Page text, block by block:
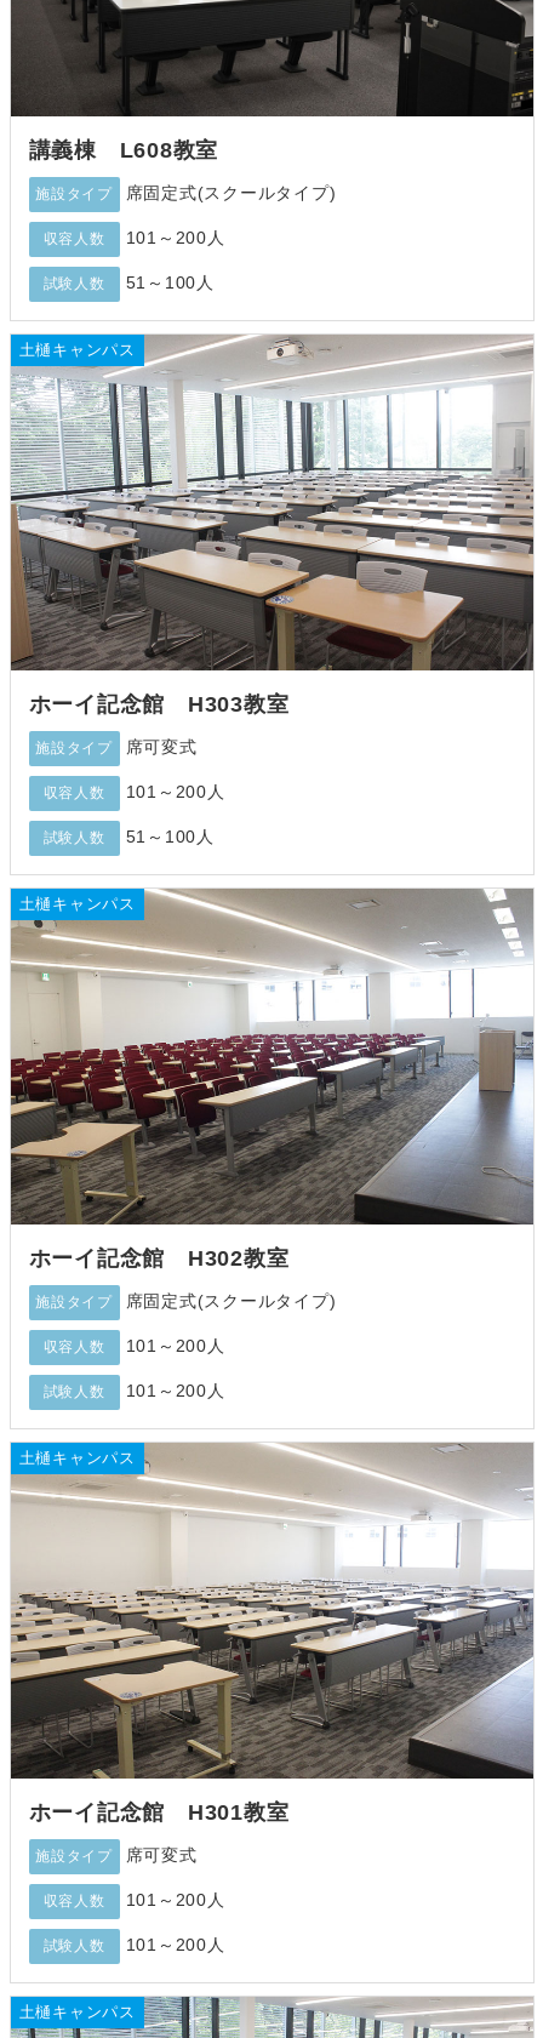
講義棟 L608教室
施設タイプ 席固定式(スクールタイプ)
収容人数 101～200人
試験人数 51～100人
土樋キャンパス
ホーイ記念館 H303教室
施設タイプ 席可変式
収容人数 101～200人
試験人数 51～100人
土樋キャンパス
ホーイ記念館 H302教室
施設タイプ 席固定式(スクールタイプ)
収容人数 101～200人
試験人数 101～200人
土樋キャンパス
ホーイ記念館 H301教室
施設タイプ 席可変式
収容人数 101～200人
試験人数 101～200人
土樋キャンパス